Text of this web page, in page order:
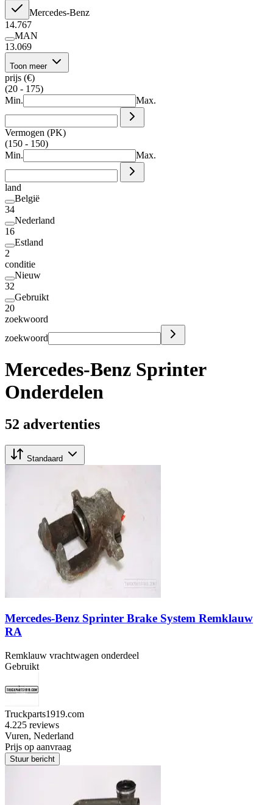
Mercedes-Benz
14.767
MAN
13.069
Toon meer
prijs (€)
(20 - 175)
Min.
Max.
Vermogen (PK)
(150 - 150)
Min.
Max.
land
België
34
Nederland
16
Estland
2
conditie
Nieuw
32
Gebruikt
20
zoekwoord
zoekwoord
Mercedes-Benz Sprinter
Onderdelen
52 advertenties
Standaard
Mercedes-Benz Sprinter Brake System Remklauw
RA
Remklauw vrachtwagen onderdeel
Gebruikt
Truckparts1919.com
4.225 reviews
Vuren, Nederland
Prijs op aanvraag
Stuur bericht